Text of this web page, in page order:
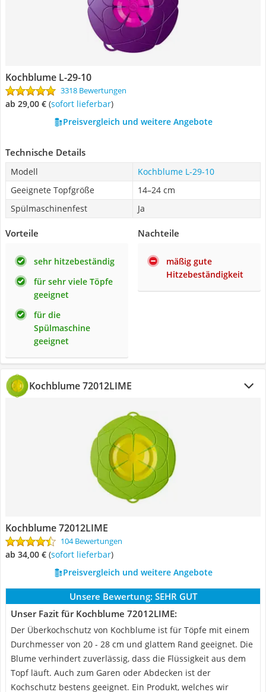
Kochblume L-29-10
3318 Bewertungen
ab 29,00 € ( Sofort lieferbar)
Preisvergleich und weitere Angebote
Technische Details
Modell
Kochblume L-29-10
Geeignete Topfgröße
14–24 cm
Spülmaschinenfest
Ja
Vorteile
sehr hitzebeständig
für sehr viele Töpfe
geeignet
für die
Spülmaschine
geeignet
Nachteile
mäßig gute
Hitzebeständigkeit
Kochblume 72012LIME
Kochblume 72012LIME
104 Bewertungen
ab 34,00 € ( Sofort lieferbar)
Preisvergleich und weitere Angebote
Unsere Bewertung: SEHR GUT
Unser Fazit für Kochblume 72012LIME:
Der Überkochschutz von Kochblume ist für Töpfe mit einem
Durchmesser von 20 - 28 cm und glattem Rand geeignet. Die
Blume verhindert zuverlässig, dass die Flüssigkeit aus dem
Topf läuft. Auch zum Garen oder Abdecken ist der
Kochschutz bestens geeignet. Ein Produkt, welches wir